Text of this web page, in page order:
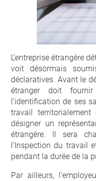
L’entreprise étrangère
voit désormais
déclaratives. Avant le
étranger doit
l’identification de ses
travail
désigner un
étrangère. Il sera
l’Inspection du travail
pendant la durée de la
Par ailleurs,